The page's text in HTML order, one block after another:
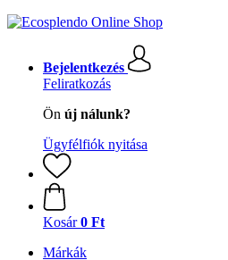
Bejelentkezés
Feliratkozás
Ön új nálunk?
Ügyfélfiók nyitása
Kosár 0 Ft
Márkák